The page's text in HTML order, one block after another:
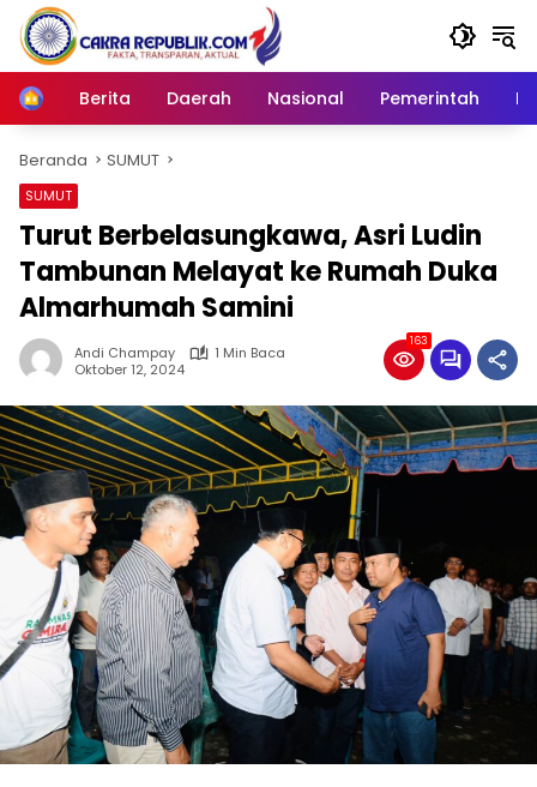
Langsung
konten
Home
Berita Daerah Nasional Pemerintah
Beranda SUMUT
SUMUT
Turut Berbelasungkawa, Asri Ludin
Tambunan Melayat ke Rumah Duka
Almarhumah Samini
Andi Champay
1 Min Baca
Oktober 12, 2024
163